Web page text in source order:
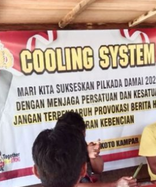
Terlibat
Politik
Uang